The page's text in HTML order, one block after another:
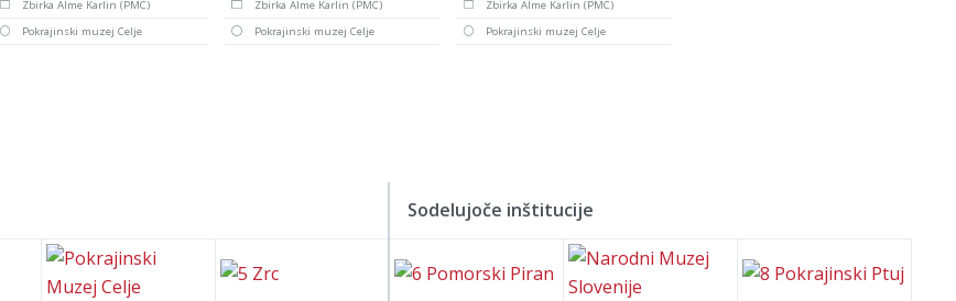
Zbirka Alme Karlin (PMC)
Pokrajinski muzej Celje
Zbirka Alme Karlin (PMC)
Pokrajinski muzej Celje
Zbirka Alme Karlin (PMC)
Pokrajinski muzej Celje
Sodelujoče inštitucije